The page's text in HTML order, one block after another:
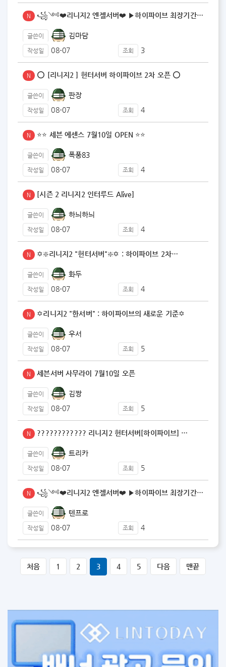
N ꧁༺❤️리니지2 엔젤서버❤️ ▶️하이파이브 최장기간 운…
글쓴이 김마담
작성일 08-07 조회 3
N ⭕ [리니지2 ] 헌터서버 하이파이브 2차 오픈 ⭕
글쓴이 판장
작성일 08-07 조회 4
N ⭐️⭐️ 세븐 에센스 7월10일 OPEN ⭐️⭐️
글쓴이 폭풍83
작성일 08-07 조회 4
N [시즌 2 리니지2 인터루드 Alive]
글쓴이 하늬하늬
작성일 08-07 조회 4
N ✡️❇️리니지2 "헌터서버"❇️✡️ : 하이파이브 2차…
글쓴이 화두
작성일 08-07 조회 4
N ✡️리니지2 "한서버" : 하이파이브의 새로운 기준✡️
글쓴이 우서
작성일 08-07 조회 5
N 세븐서버 사무라이 7월10일 오픈
글쓴이 김짱
작성일 08-07 조회 5
N ???????????? 리니지2 헌터서버[하이파이브] …
글쓴이 트리카
작성일 08-07 조회 5
N ꧁༺❤️리니지2 엔젤서버❤️ ▶️하이파이브 최장기간 운…
글쓴이 텐프로
작성일 08-07 조회 4
처음 1 2 3 4 5 다음 맨끝